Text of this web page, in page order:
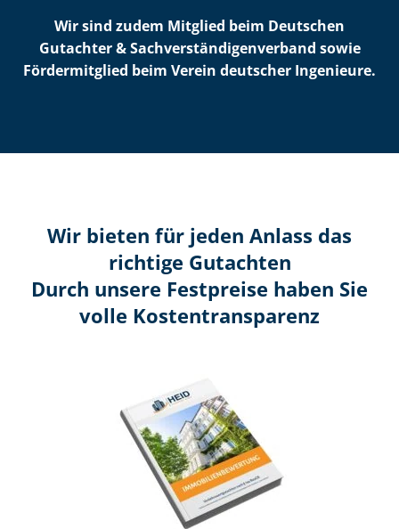
Wir sind zudem Mitglied beim Deutschen
Gutachter & Sach­ver­stän­di­gen­ver­band sowie
Fördermitglied beim Verein deutscher Ingenieure.
Wir bieten für jeden Anlass das
richtige Gutachten
Durch unsere Festpreise haben Sie
volle Kosten­transparenz